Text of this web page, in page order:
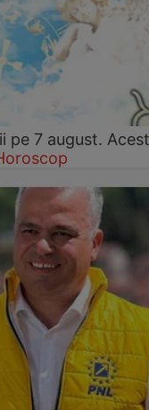
pe 7 august. Acest